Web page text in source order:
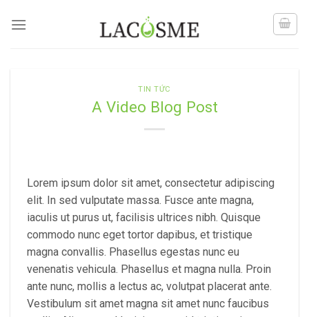
TIN TỨC
A Video Blog Post
Lorem ipsum dolor sit amet, consectetur adipiscing
elit. In sed vulputate massa. Fusce ante magna,
iaculis ut purus ut, facilisis ultrices nibh. Quisque
commodo nunc eget tortor dapibus, et tristique
magna convallis. Phasellus egestas nunc eu
venenatis vehicula. Phasellus et magna nulla. Proin
ante nunc, mollis a lectus ac, volutpat placerat ante.
Vestibulum sit amet magna sit amet nunc faucibus